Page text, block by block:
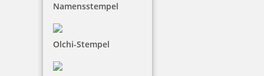
Namensstempel
Olchi-Stempel